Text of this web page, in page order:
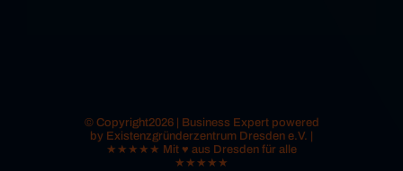
© Copyright2026 | Business Expert powered
by Existenzgründerzentrum Dresden e.V. |
★★★★★ Mit ♥ aus Dresden für alle
★★★★★